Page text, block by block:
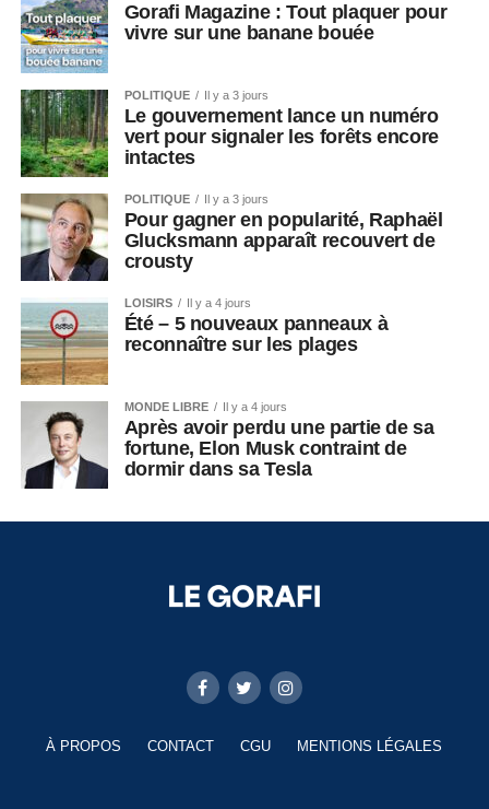
Gorafi Magazine : Tout plaquer pour
vivre sur une banane bouée
POLITIQUE Il y a 3 jours
Le gouvernement lance un numéro
vert pour signaler les forêts encore
intactes
POLITIQUE Il y a 3 jours
Pour gagner en popularité, Raphaël
Glucksmann apparaît recouvert de
crousty
LOISIRS Il y a 4 jours
Été – 5 nouveaux panneaux à
reconnaître sur les plages
MONDE LIBRE Il y a 4 jours
Après avoir perdu une partie de sa
fortune, Elon Musk contraint de
dormir dans sa Tesla
À PROPOS CONTACT CGU MENTIONS LÉGALES